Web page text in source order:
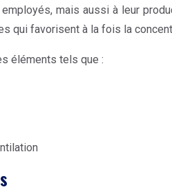
mais aussi à leur
qui favorisent à la fois la
éléments tels que :